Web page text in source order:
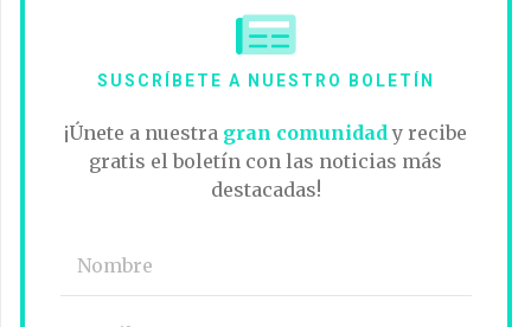
SUSCRÍBETE A NUESTRO BOLETÍN
¡Únete a nuestra gran comunidad y recibe
gratis el boletín con las noticias más
destacadas!